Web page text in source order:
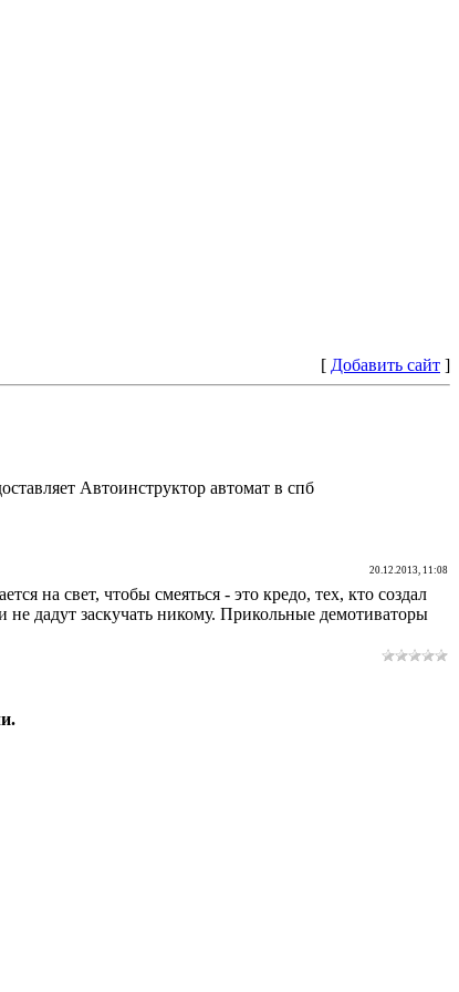
[ Добавить сайт ]
Автоинструктор автомат в спб
20.12.2013, 11:08
на свет, чтобы смеяться - это кредо, тех, кто создал
дадут заскучать никому. Прикольные демотиваторы